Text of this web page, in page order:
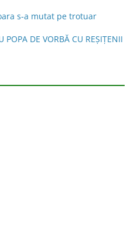
s-a mutat pe trotuar
POPA DE VORBĂ CU REŞIŢENII